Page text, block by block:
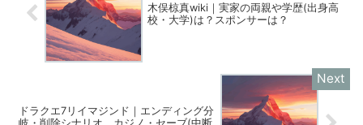
木俣椋真wiki｜実家の両親や学歴(出身高
校・大学)は？スポンサーは？
ドラクエ7リイマジンド｜エンディング分